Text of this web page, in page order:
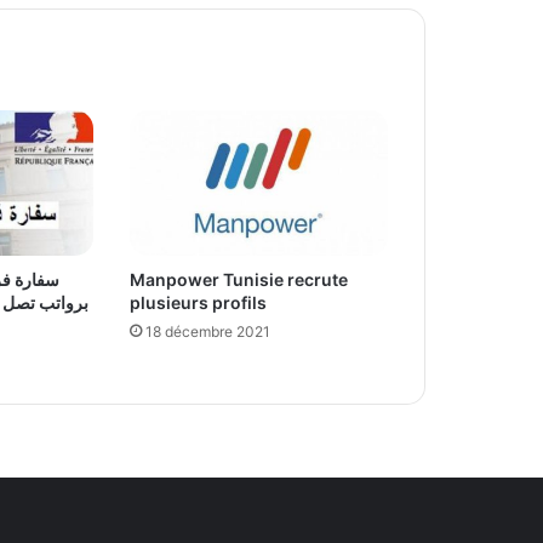
سفارة
Manpower Tunisie recrute
plusieurs profils
18 décembre 2021